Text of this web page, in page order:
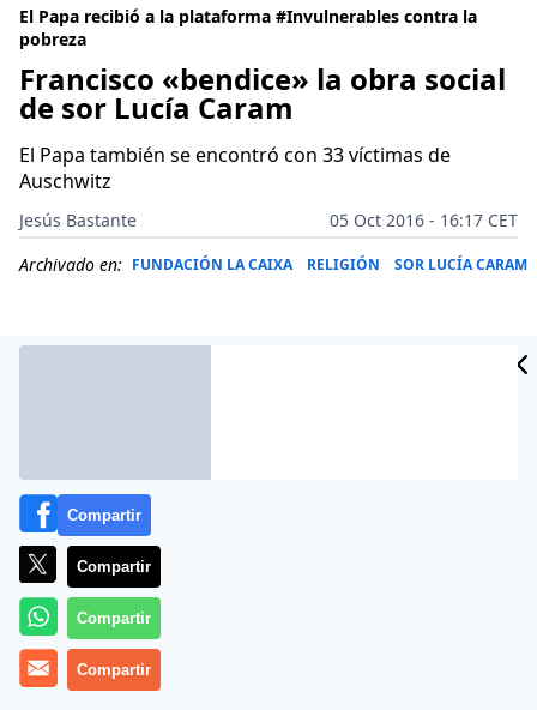
El Papa recibió a la plataforma #Invulnerables contra la
pobreza
Francisco «bendice» la obra social
de sor Lucía Caram
El Papa también se encontró con 33 víctimas de
Auschwitz
Jesús Bastante
05 Oct 2016 - 16:17 CET
Archivado en: FUNDACIÓN LA CAIXA RELIGIÓN SOR LUCÍA CARAM
Más información
Compartir
Compartir
Compartir
Compartir